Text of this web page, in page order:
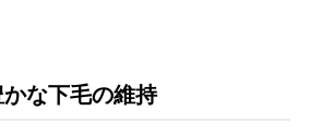
な下毛の維持